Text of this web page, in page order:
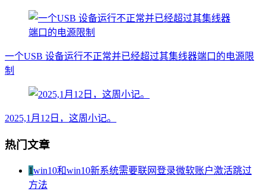
一个USB 设备运行不正常并已经超过其集线器端口的电源限
制
2025,1月12日，这周小记。
热门文章
1win10和win10新系统需要联网登录微软账户激活跳过
方法